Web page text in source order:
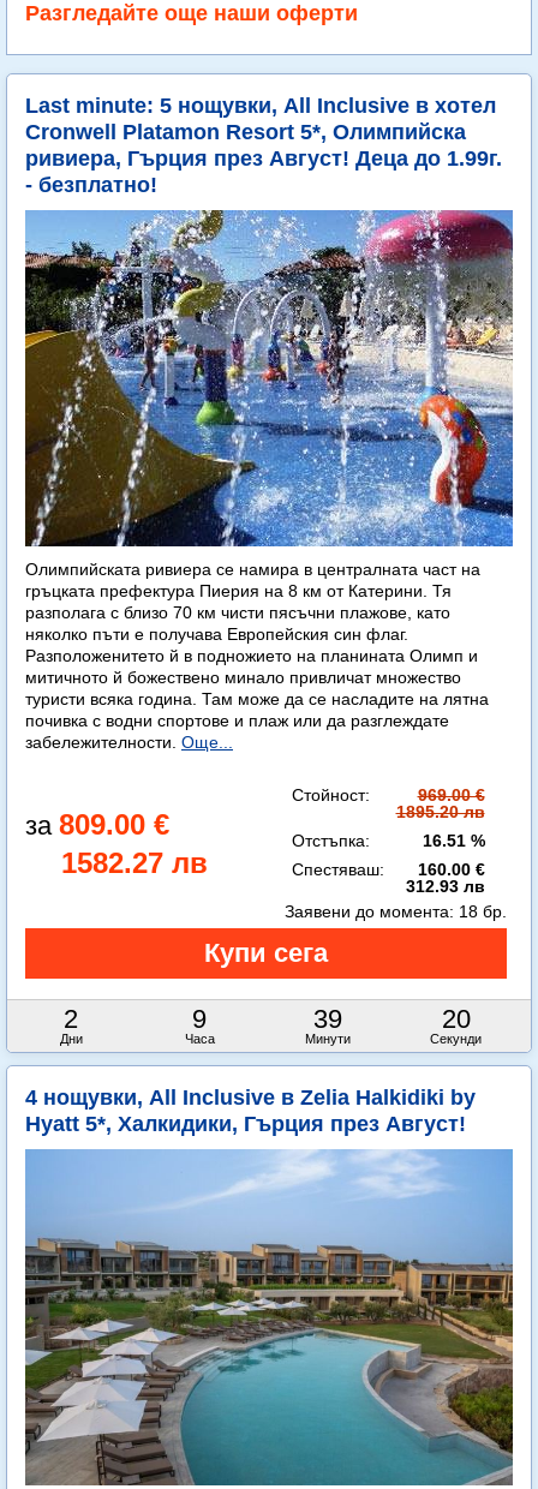
Разгледайте още наши оферти
Last minute: 5 нощувки, All Inclusive в хотел
Cronwell Platamon Resort 5*, Олимпийска
ривиера, Гърция през Август! Деца до 1.99г.
- безплатно!
Олимпийската ривиера се намира в централната част на
гръцката префектура Пиерия на 8 км от Катерини. Тя
разполага с близо 70 км чисти пясъчни плажове, като
няколко пъти е получава Европейския син флаг.
Разположенитето й в подножието на планината Олимп и
митичното й божествено минало привличат множество
туристи всяка година. Там може да се насладите на лятна
почивка с водни спортове и плаж или да разглеждате
забележителности. Още...
809.00 €
1582.27 лв
Стойност:
969.00 €
1895.20 лв
Отстъпка:
16.51 %
Спестяваш:
160.00 €
312.93 лв
2
Дни
9
Часа
39
Минути
19
Секунди
Заявени до момента: 18 бр.
4 нощувки, All Inclusive в Zelia Halkidiki by
Hyatt 5*, Халкидики, Гърция през Август!